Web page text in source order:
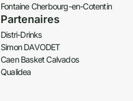
Fontaine Cherbourg-en-Cotentin
Partenaires
Distri-Drinks
Simon DAVODET
Caen Basket Calvados
Qualidea